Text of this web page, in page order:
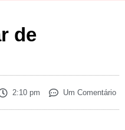
de
2:10 pm Um Comentário